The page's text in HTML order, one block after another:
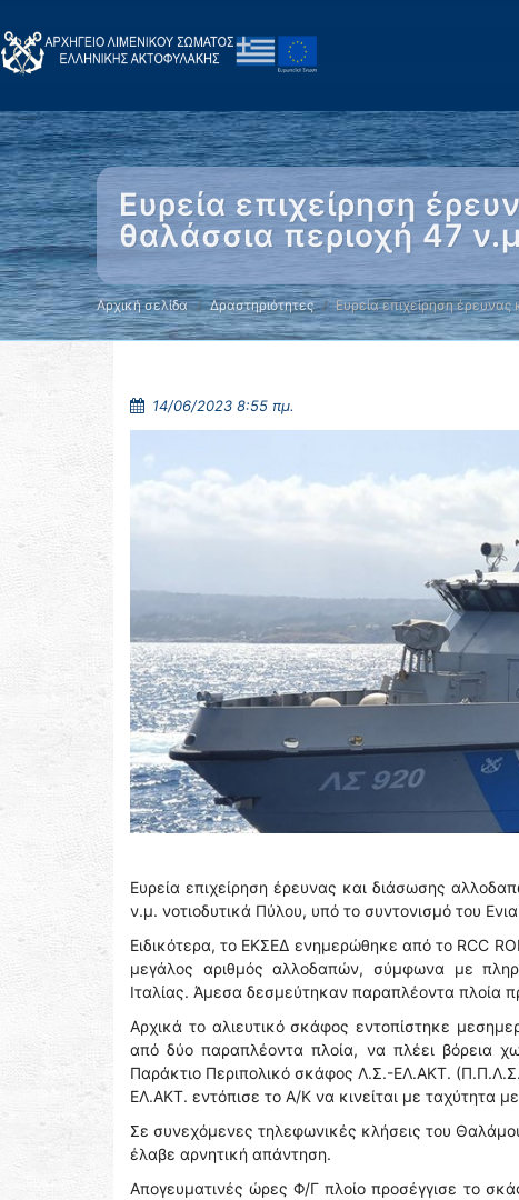
Ευρεία επιχείρηση
θαλάσσια περιοχή 47
Αρχική σελίδα Δραστηριότητες Ευρεία επιχείρηση έρευνας
14/06/2023 8:55 πμ.
Ευρεία επιχείρηση έρευνας και διάσωσης
ν.μ. νοτιοδυτικά Πύλου, υπό το συντονισμό του
Ειδικότερα, το ΕΚΣΕΔ ενημερώθηκε από το RCC
μεγάλος αριθμός αλλοδαπών, σύμφωνα με
Ιταλίας. Άμεσα δεσμεύτηκαν παραπλέοντα πλοία
Αρχικά το αλιευτικό σκάφος εντοπίστηκε
από δύο παραπλέοντα πλοία, να πλέει βόρεια
Παράκτιο Περιπολικό σκάφος Λ.Σ.-ΕΛ.ΑΚΤ.
ΕΛ.ΑΚΤ. εντόπισε το Α/Κ να κινείται με ταχύτητα
Σε συνεχόμενες τηλεφωνικές κλήσεις του
έλαβε αρνητική απάντηση.
Απογευματινές ώρες Φ/Γ πλοίο προσέγγισε το